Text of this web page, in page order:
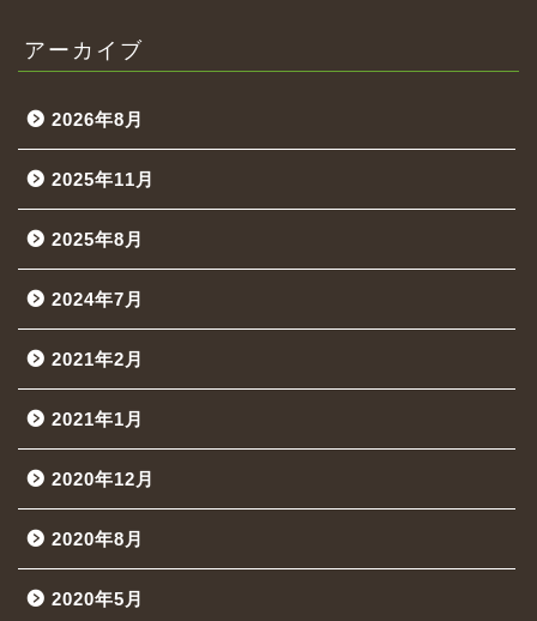
アーカイブ
2026年8月
2025年11月
2025年8月
2024年7月
2021年2月
2021年1月
2020年12月
2020年8月
2020年5月